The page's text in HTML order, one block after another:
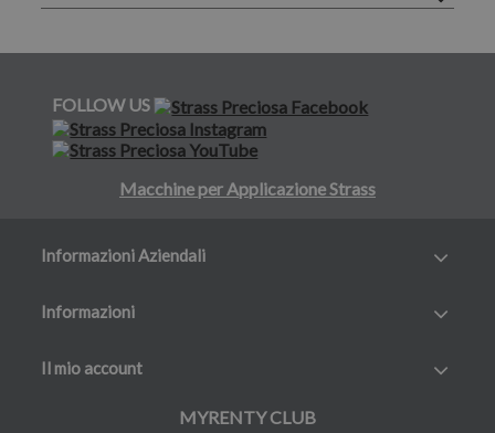
FOLLOW US
Macchine per Applicazione Strass
Informazioni Aziendali
Informazioni
Il mio account
MYRENTY CLUB